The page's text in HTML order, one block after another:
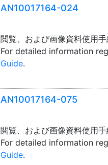
AN10017164-024
閲覧、および画像資料使用
For detailed information
Guide.
AN10017164-075
閲覧、および画像資料使用
For detailed information
Guide.